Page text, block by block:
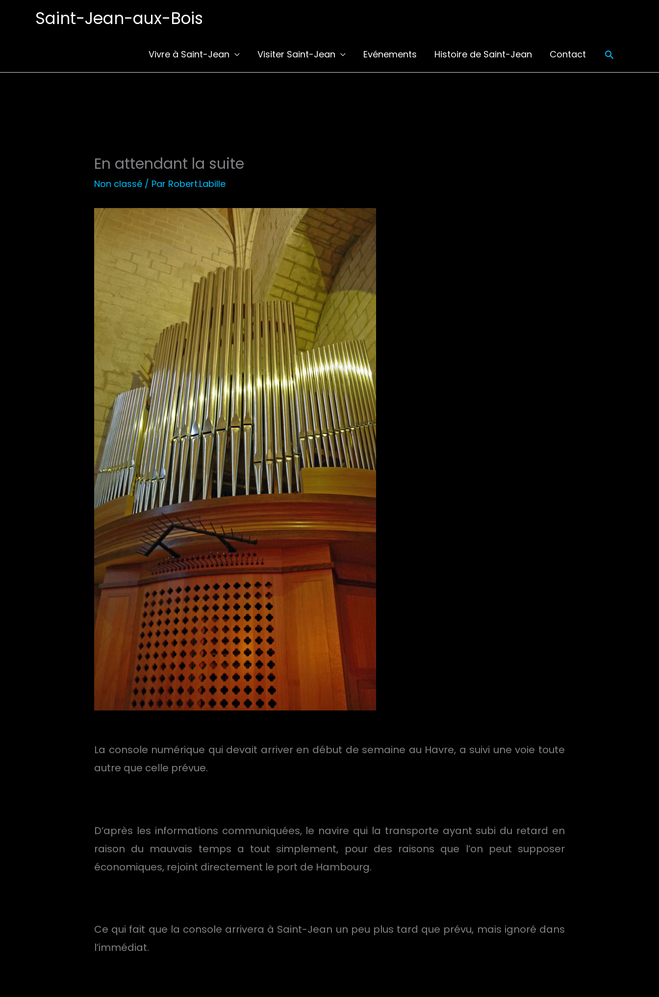
Saint-Jean-aux-Bois
Vivre à Saint-Jean Visiter Saint-Jean Evénements Histoire de Saint-Jean Contact
En attendant la suite
Non classé / Par Robert.Labille
La console numérique qui devait arriver en début de semaine au Havre, a suivi une voie toute
autre que celle prévue.
D’après les informations communiquées, le navire qui la transporte ayant subi du retard en
raison du mauvais temps a tout simplement, pour des raisons que l’on peut supposer
économiques, rejoint directement le port de Hambourg.
Ce qui fait que la console arrivera à Saint-Jean un peu plus tard que prévu, mais ignoré dans
l’immédiat.